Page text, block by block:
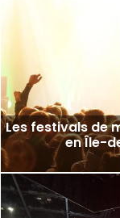
Les festivals de
en Île-